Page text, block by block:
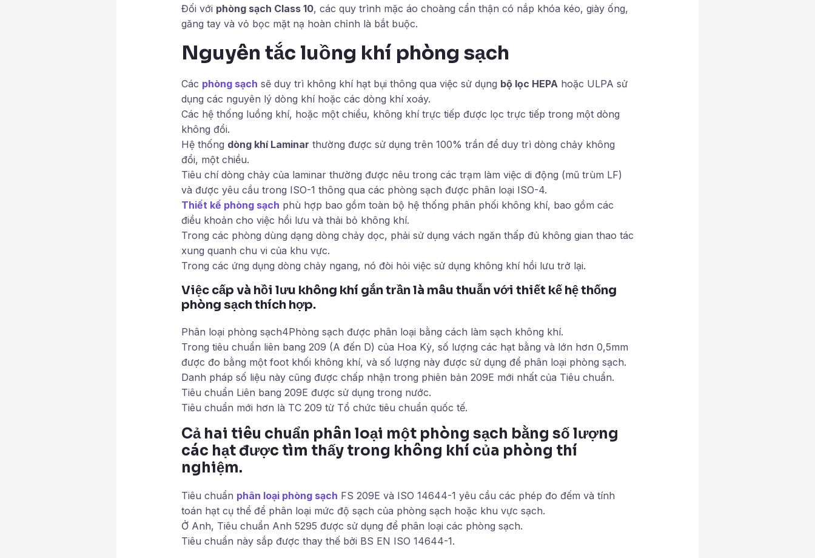
Đối với phòng sạch Class 10, các quy trình mặc áo choàng cẩn thận có nắp khóa kéo, giày ống,
găng tay và vỏ bọc mặt nạ hoàn chỉnh là bắt buộc.
Nguyên tắc luồng khí phòng sạch
Các phòng sạch sẽ duy trì không khí hạt bụi thông qua việc sử dụng bộ lọc HEPA hoặc ULPA sử
dụng các nguyên lý dòng khí hoặc các dòng khí xoáy.
Các hệ thống luồng khí, hoặc một chiều, không khí trực tiếp được lọc trực tiếp trong một dòng
không đổi.
Hệ thống dòng khí Laminar thường được sử dụng trên 100% trần để duy trì dòng chảy không
đổi, một chiều.
Tiêu chí dòng chảy của laminar thường được nêu trong các trạm làm việc di động (mũ trùm LF)
và được yêu cầu trong ISO-1 thông qua các phòng sạch được phân loại ISO-4.
Thiết kế phòng sạch phù hợp bao gồm toàn bộ hệ thống phân phối không khí, bao gồm các
điều khoản cho việc hồi lưu và thải bỏ không khí.
Trong các phòng dùng dạng dòng chảy dọc, phải sử dụng vách ngăn thấp đủ không gian thao tác
xung quanh chu vi của khu vực.
Trong các ứng dụng dòng chảy ngang, nó đòi hỏi việc sử dụng không khí hồi lưu trở lại.
Việc cấp và hồi lưu không khí gắn trần là mâu thuẫn với thiết kế hệ thống
phòng sạch thích hợp.
Phân loại phòng sạch4Phòng sạch được phân loại bằng cách làm sạch không khí.
Trong tiêu chuẩn liên bang 209 (A đến D) của Hoa Kỳ, số lượng các hạt bằng và lớn hơn 0,5mm
được đo bằng một foot khối không khí, và số lượng này được sử dụng để phân loại phòng sạch.
Danh pháp số liệu này cũng được chấp nhận trong phiên bản 209E mới nhất của Tiêu chuẩn.
Tiêu chuẩn Liên bang 209E được sử dụng trong nước.
Tiêu chuẩn mới hơn là TC 209 từ Tổ chức tiêu chuẩn quốc tế.
Cả hai tiêu chuẩn phân loại một phòng sạch bằng số lượng
các hạt được tìm thấy trong không khí của phòng thí
nghiệm.
Tiêu chuẩn phân loại phòng sạch FS 209E và ISO 14644-1 yêu cầu các phép đo đếm và tính
toán hạt cụ thể để phân loại mức độ sạch của phòng sạch hoặc khu vực sạch.
Ở Anh, Tiêu chuẩn Anh 5295 được sử dụng để phân loại các phòng sạch.
Tiêu chuẩn này sắp được thay thế bởi BS EN ISO 14644-1.